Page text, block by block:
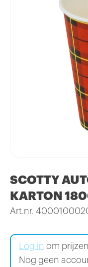
SCOTTY
KARTON
Art.nr.
Log in om
Nog geen